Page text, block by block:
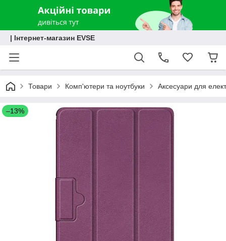
| Інтернет-магазин EVSE
Товари Комп'ютери та ноутбуки Аксесуари для
–13%